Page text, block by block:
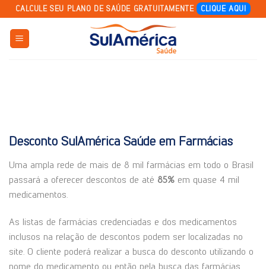
Skip
to
content
CALCULE SEU PLANO DE SAÚDE GRATUITAMENTE CLIQUE AQUI
Desconto SulAmérica Saúde em Farmácias
Uma ampla rede de mais de 8 mil farmácias em todo o Brasil
passará a oferecer descontos de até 85% em quase 4 mil
medicamentos.
As listas de farmácias credenciadas e dos medicamentos
inclusos na relação de descontos podem ser localizadas no
site. O cliente poderá realizar a busca do desconto utilizando o
nome do medicamento ou então pela busca das farmácias